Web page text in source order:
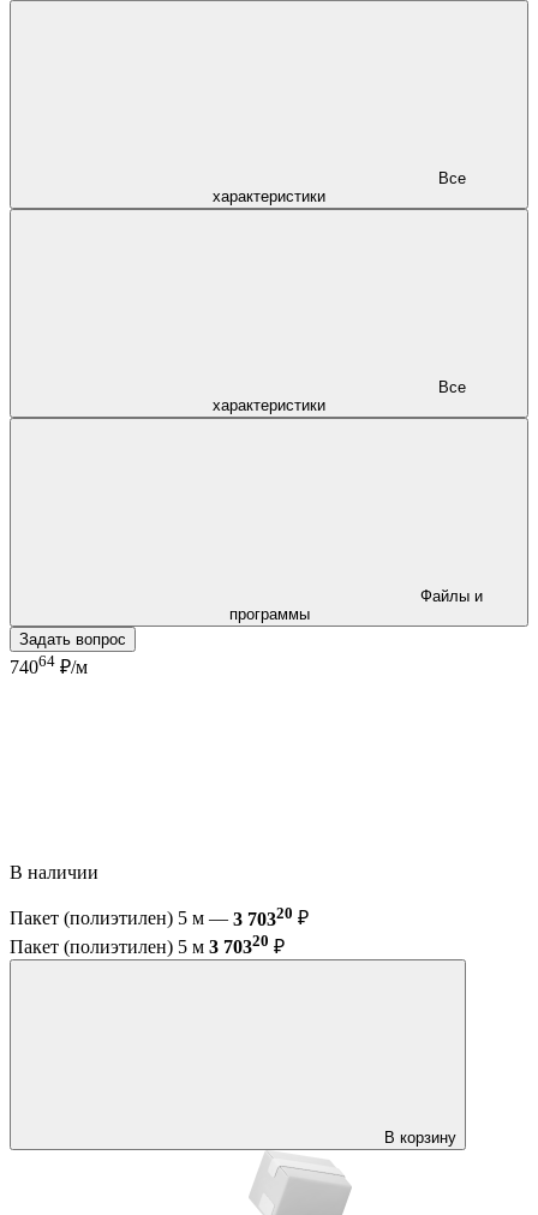
характеристики
характеристики
программы
Задать вопрос
74064 ₽/м
В наличии
Пакет (полиэтилен) 5 м — 3 70320 ₽
Пакет (полиэтилен) 5 м 3 70320 ₽
В корзину